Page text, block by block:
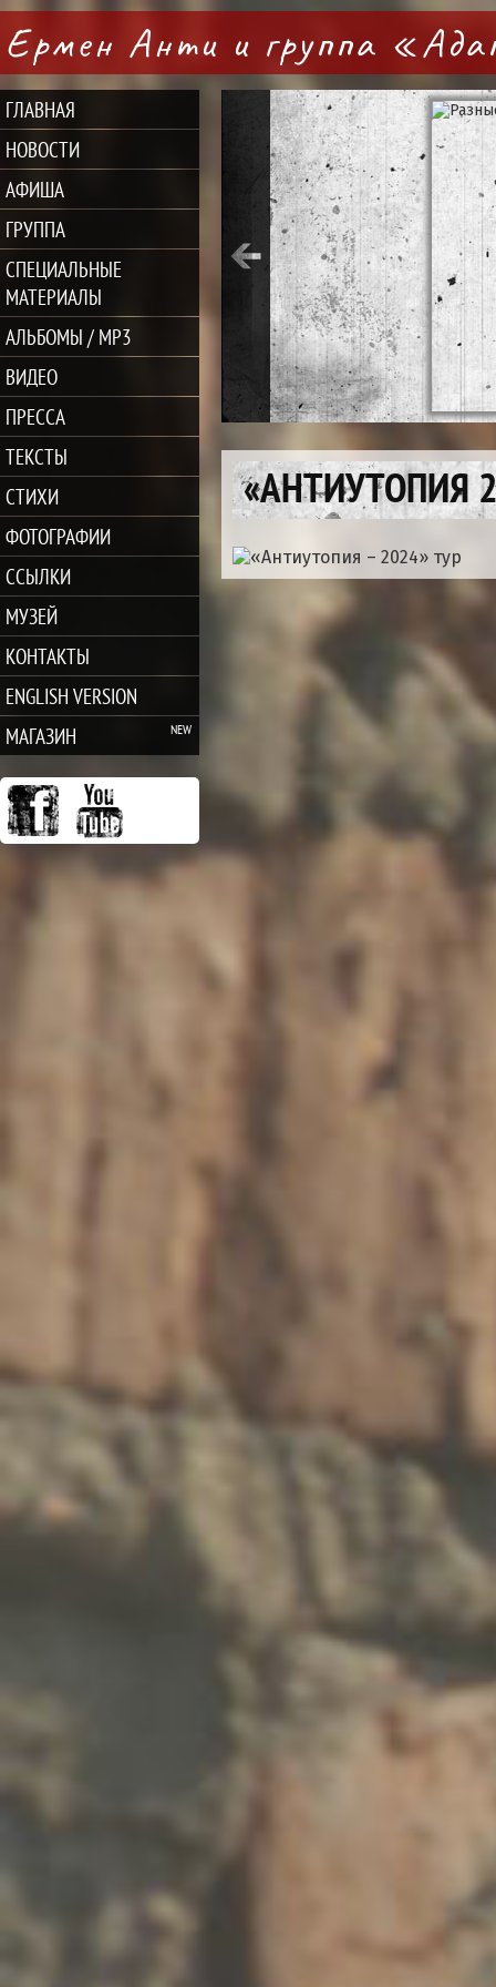
Ермен Анти и группа
ГЛАВНАЯ
НОВОСТИ
АФИША
ГРУППА
СПЕЦИАЛЬНЫЕ
МАТЕРИАЛЫ
АЛЬБОМЫ / MP3
ВИДЕО
ПРЕССА
ТЕКСТЫ
СТИХИ
ФОТОГРАФИИ
ССЫЛКИ
МУЗЕЙ
КОНТАКТЫ
ENGLISH VERSION
МАГАЗИН
«АНТИУТОПИЯ